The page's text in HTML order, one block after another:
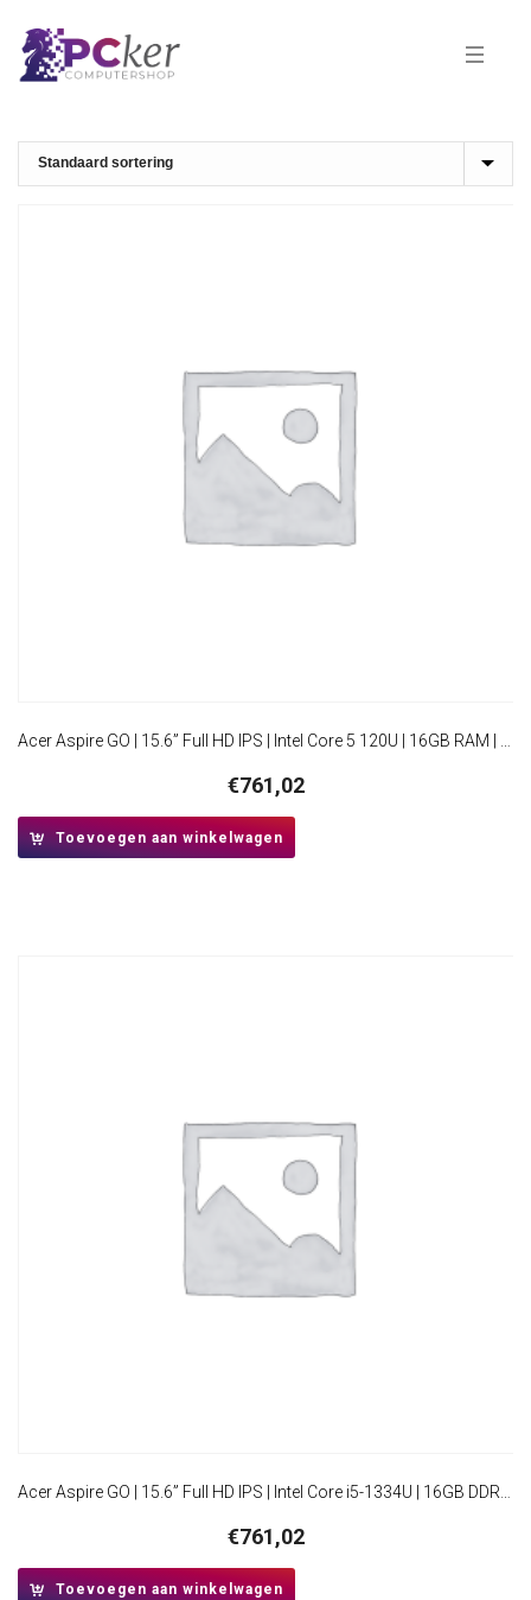
Acer Aspire GO | 15.6” Full HD IPS | Intel Core 5 120U | 16GB RAM | 512GB SSD | W11 Pro
€761,02
Toevoegen aan winkelwagen
Acer Aspire GO | 15.6” Full HD IPS | Intel Core i5-1334U | 16GB DDR5 | 512GB SSD | W11 Pro
€761,02
Toevoegen aan winkelwagen